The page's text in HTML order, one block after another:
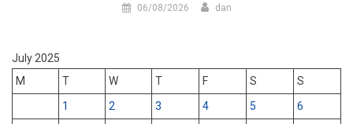
06/08/2026 dan
July 2025
M
T W T F S
S
1
2 3 4 5
6